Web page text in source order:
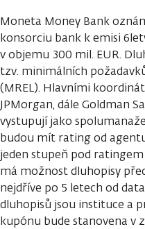
Moneta Money Bank
konsorciu bank k emisi
v objemu 300 mil. EUR.
tzv. minimálních
(MREL). Hlavními
JPMorgan, dále Goldman
vystupují jako
budou mít rating od
jeden stupeň pod
má možnost dluhopisy
nejdříve po 5 letech od
dluhopisů jsou instituce a
kupónu bude stanovena v